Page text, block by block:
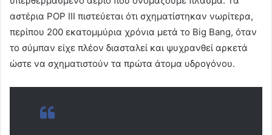
αστέρια POP III πιστεύεται ότι σχηματίστηκαν νωρίτερα,
περίπου 200 εκατομμύρια χρόνια μετά το Big Bang, όταν
το σύμπαν είχε πλέον διασταλεί και ψυχρανθεί αρκετά
ώστε να σχηματιστούν τα πρώτα άτομα υδρογόνου.